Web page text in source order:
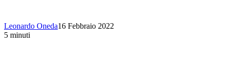
Leonardo Oneda16 Febbraio 2022
5 minuti